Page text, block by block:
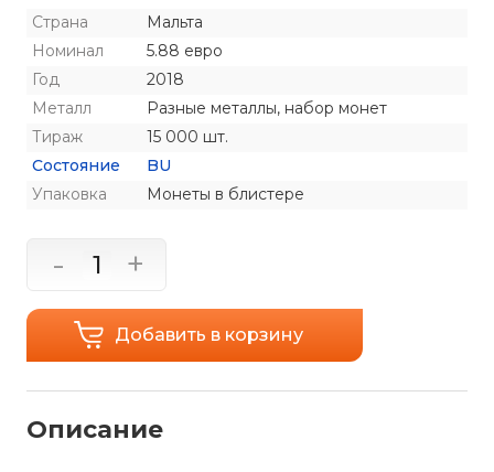
Страна
Мальта
Номинал
5.88 евро
Год
2018
Металл
Разные металлы, набор монет
Тираж
15 000 шт.
Состояние
BU
Упаковка
Монеты в блистере
- +
Добавить в корзину
Описание